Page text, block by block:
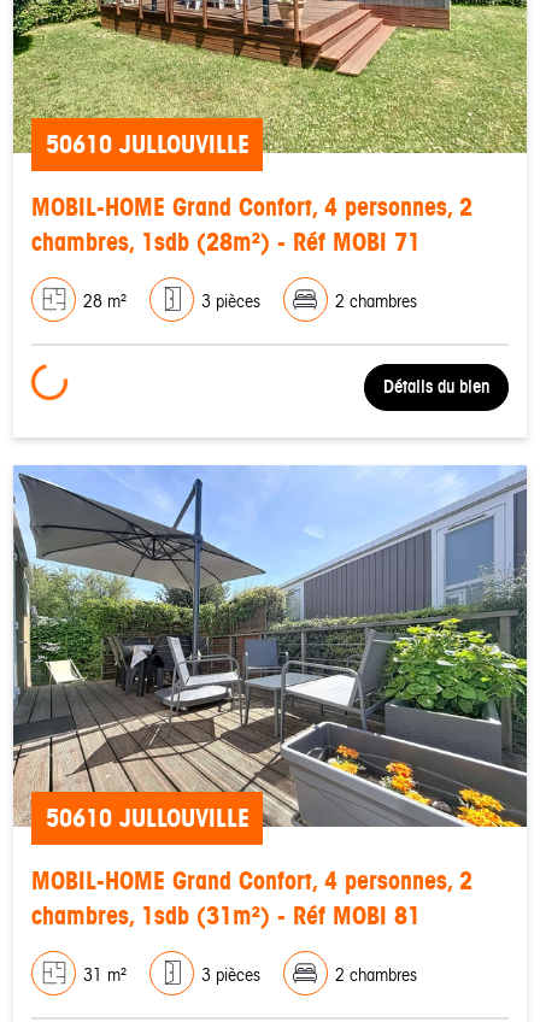
50610 JULLOUVILLE
MOBIL-HOME Grand Confort, 4 personnes, 2
chambres, 1sdb (28m²) - Réf MOBI 71
28 m² 3 pièces 2 chambres
Loading... Détails du bien
50610 JULLOUVILLE
MOBIL-HOME Grand Confort, 4 personnes, 2
chambres, 1sdb (31m²) - Réf MOBI 81
31 m² 3 pièces 2 chambres